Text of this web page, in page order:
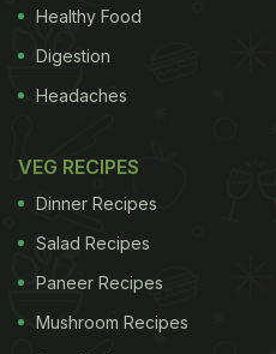
Healthy Food
Digestion
Headaches
VEG RECIPES
Dinner Recipes
Salad Recipes
Paneer Recipes
Mushroom Recipes